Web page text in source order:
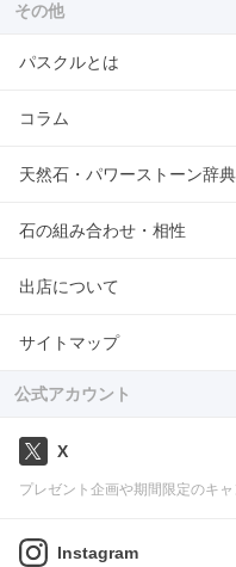
その他
パスクルとは
コラム
天然石・パワーストーン辞典
石の組み合わせ・相性
出店について
サイトマップ
公式アカウント
X
プレゼント企画や期間限定のキ
Instagram